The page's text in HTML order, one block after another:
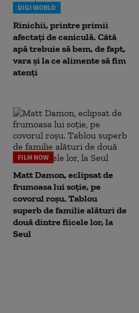
DIGI WORLD
Rinichii, printre primii
afectați de caniculă. Câtă
apă trebuie să bem, de fapt,
vara și la ce alimente să fim
atenți
FILM NOW
Matt Damon, eclipsat de
frumoasa lui soție, pe
covorul roșu. Tablou
superb de familie alături de
două dintre fiicele lor, la
Seul